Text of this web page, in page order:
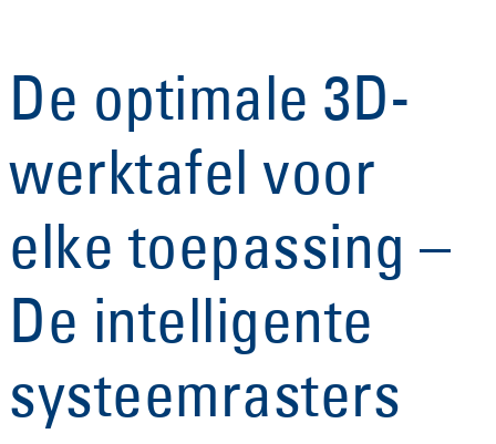
De optimale 3D-
werktafel voor
elke toepassing –
De intelligente
systeemrasters